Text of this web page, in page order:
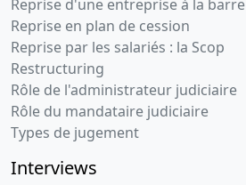
Reprise d'une entreprise à la barre
Reprise en plan de cession
Reprise par les salariés : la Scop
Restructuring
Rôle de l'administrateur judiciaire
Rôle du mandataire judiciaire
Types de jugement
Interviews